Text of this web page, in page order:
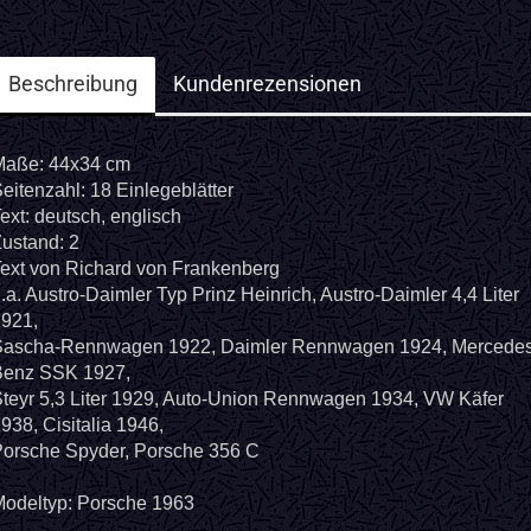
Beschreibung Kundenrezensionen
44x34 cm
18 Einlegeblätter
deutsch, englisch
2
von Richard von Frankenberg
Austro-Daimler Typ Prinz Heinrich, Austro-Daimler 4,4 Liter
Rennwagen 1922, Daimler Rennwagen 1924,
SSK 1927,
5,3 Liter 1929, Auto-Union Rennwagen 1934, VW Käfer
Cisitalia 1946,
Spyder, Porsche 356 C
Porsche 1963